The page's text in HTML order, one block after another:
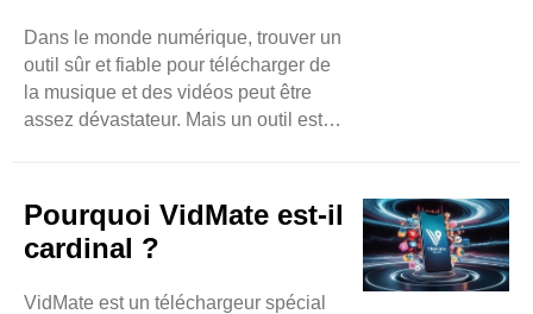
Dans le monde numérique, trouver un
outil sûr et fiable pour télécharger de
la musique et des vidéos peut être
assez dévastateur. Mais un outil est
concurrents en moins de temps. Vous
pouvez vous attendre à des
téléchargements de musique et de
Pourquoi VidMate est-il
cardinal ?
VidMate est un téléchargeur spécial